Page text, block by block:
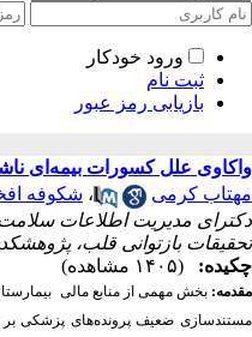
ورود خودکار
ثبت نام
بازیابی رمز عبور
واکاوی علل کسورات بیمه‌ای
مهتاب کرمی
، شکوفه
دکترای مدیریت اطلاعات
تحقیقات بازتوانی قلب،
چکیده:
(۱۴۰۵ مشاهده)
مقدمه:بخش مهمی از منابع مالی
مستند‌سازی ضعیف پرونده‌های پزشکی بر